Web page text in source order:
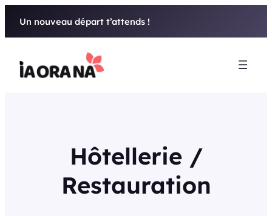
Un nouveau départ t’attends !
Hôtellerie /
Restauration